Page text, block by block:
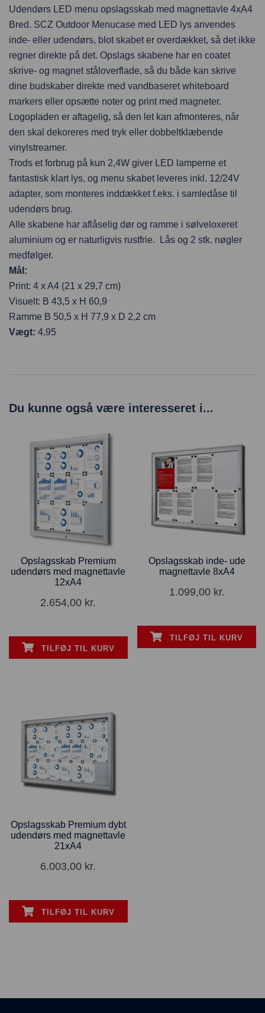
Udendørs LED menu opslagsskab med magnettavle 4xA4
Bred. SCZ Outdoor Menucase med LED lys anvendes
inde- eller udendørs, blot skabet er overdækket, så det ikke
regner direkte på det. Opslags skabene har en coatet
skrive- og magnet ståloverflade, så du både kan skrive
dine budskaber direkte med vandbaseret whiteboard
markers eller opsætte noter og print med magneter.
Logopladen er aftagelig, så den let kan afmonteres, når
den skal dekoreres med tryk eller dobbeltklæbende
vinylstreamer.
Trods et forbrug på kun 2,4W giver LED lamperne et
fantastisk klart lys, og menu skabet leveres inkl. 12/24V
adapter, som monteres inddækket f.eks. i samledåse til
udendørs brug.
Alle skabene har aflåselig dør og ramme i sølveloxeret
aluminium og er naturligvis rustfrie. Lås og 2 stk. nøgler
medfølger.
Mål:
Print: 4 x A4 (21 x 29,7 cm)
Visuelt: B 43,5 x H 60,9
Ramme B 50,5 x H 77,9 x D 2,2 cm
Vægt: 4,95
Du kunne også være interesseret i...
Opslagsskab Premium
udendørs med magnettavle
12xA4
2.654,00 kr.
TILFØJ TIL KURV
Opslagsskab inde- ude
magnettavle 8xA4
1.099,00 kr.
TILFØJ TIL KURV
Opslagsskab Premium dybt
udendørs med magnettavle
21xA4
6.003,00 kr.
TILFØJ TIL KURV